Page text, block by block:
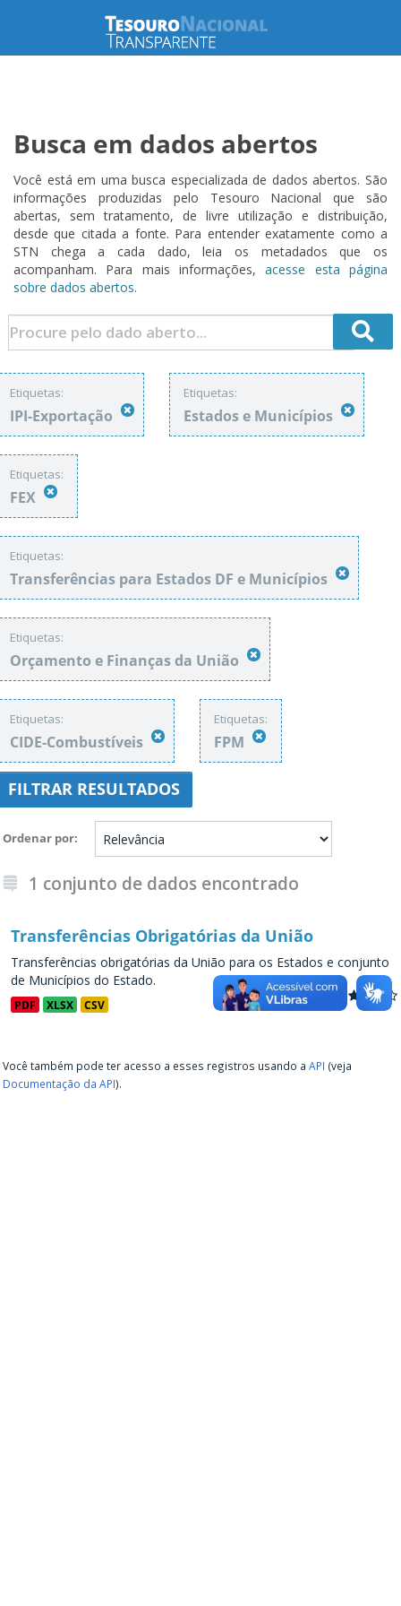
Busca em dados abertos
Você está em uma busca especializada de dados abertos. São
informações produzidas pelo Tesouro Nacional que são
abertas, sem tratamento, de livre utilização e distribuição,
desde que citada a fonte. Para entender exatamente como a
STN chega a cada dado, leia os metadados que os
acompanham. Para mais informações,acesse esta página
sobre dados abertos.
Etiquetas:
IPI-Exportação
Etiquetas:
Estados e Municípios
Etiquetas:
FEX
Etiquetas:
Transferências para Estados DF e Municípios
Etiquetas:
Orçamento e Finanças da União
Etiquetas:
CIDE-Combustíveis
Etiquetas:
FPM
FILTRAR RESULTADOS
Ordenar por
1 conjunto de dados encontrado
Transferências Obrigatórias da União
Transferências obrigatórias da União para os Estados e conjunto
de Municípios do Estado.
PDF XLSX CSV
Você também pode ter acesso a esses registros usando a API (veja
Documentação da API).